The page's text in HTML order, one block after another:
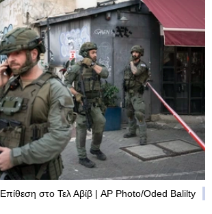
Επίθεση στο Τελ Αβίβ | AP Photo/Oded Balilty